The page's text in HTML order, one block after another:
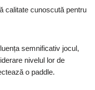
calitate cunoscută pentru
semnificativ jocul,
nivelul lor de
o paddle.